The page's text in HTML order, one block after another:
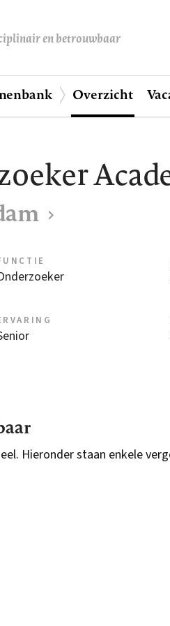
en betrouwbaar
Overzicht
Hieronder staan enkele